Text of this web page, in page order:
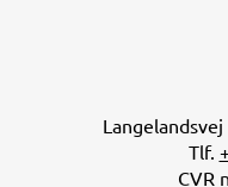
Tlf.
CVR